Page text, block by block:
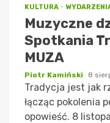
KULTURA
Muzyczne
Spotkania
MUZA
Piotr Kamiński 8
Tradycja jest jak
łącząc pokolenia
opowieść. 8